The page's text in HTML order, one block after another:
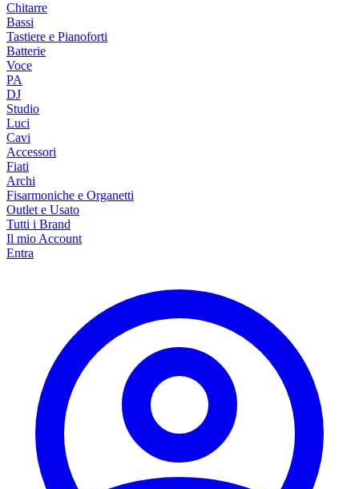
Chitarre
Bassi
Tastiere e Pianoforti
Batterie
Voce
PA
DJ
Studio
Luci
Cavi
Accessori
Fiati
Archi
Fisarmoniche e Organetti
Outlet e Usato
Tutti i Brand
Il mio Account
Entra